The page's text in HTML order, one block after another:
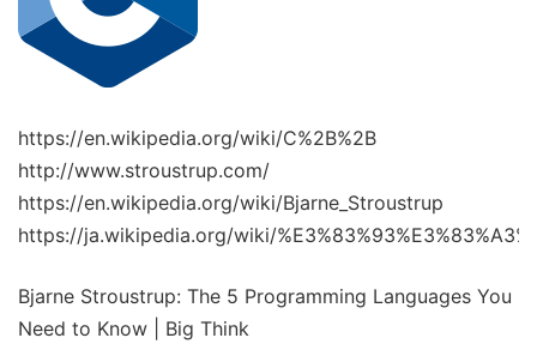
https://en.wikipedia.org/wiki/C%2B%2B
http://www.stroustrup.com/
https://en.wikipedia.org/wiki/Bjarne_Stroustrup
https://ja.wikipedia.org/wiki/
Bjarne Stroustrup: The 5 Programming Languages You
Need to Know | Big Think